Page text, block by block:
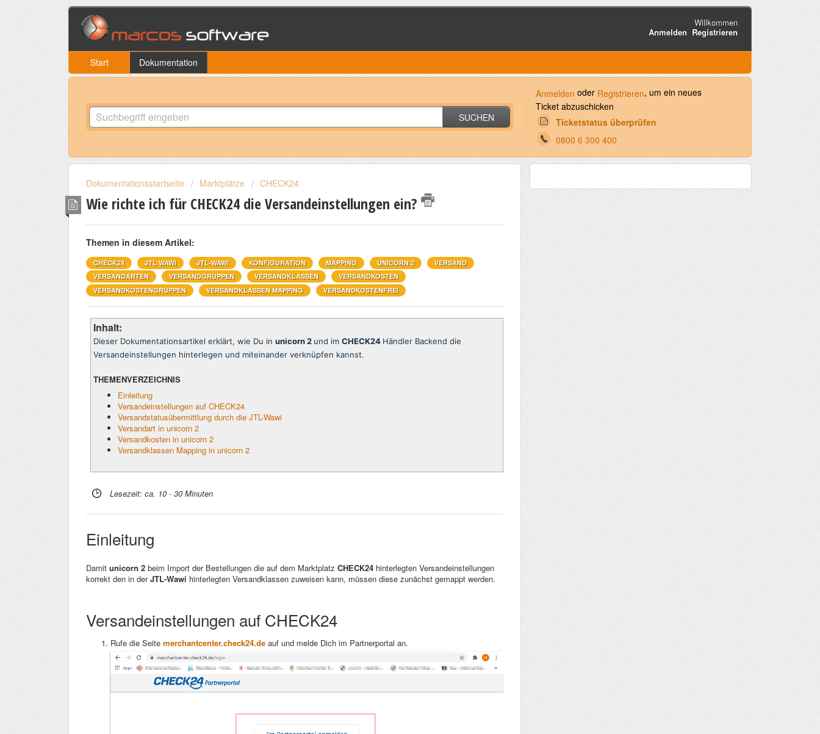
Willkommen
Anmelden Registrieren
Start Dokumentation
SUCHEN
Anmelden oder Registrieren, um ein neues
Ticket abzuschicken
Ticketstatus überprüfen
0800 6 300 400
Dokumentationsstartseite Marktplätze CHECK24
Wie richte ich für CHECK24 die Versandeinstellungen ein?
Themen in diesem Artikel:
CHECK24 JTL WAWI JTL-WAWI KONFIGURATION MAPPING UNICORN 2
VERSAND
VERSANDARTEN
VERSANDGRUPPEN VERSANDKLASSEN
VERSANDKOSTEN
VERSANDKOSTENGRUPPEN
VERSANDKLASSEN MAPPING VERSANDKOSTENFREI
Inhalt:
Dieser Dokumentationsartikel erklärt, wie Du in unicorn 2 und im CHECK24 Händler Backend die
Versandeinstellungen hinterlegen und miteinander verknüpfen kannst.
THEMENVERZEICHNIS
Einleitung
Versandeinstellungen auf CHECK24
Versandstatusübermittlung durch die JTL-Wawi
Versandart in unicorn 2
Versandkosten in unicorn 2
Versandklassen Mapping in unicorn 2
Lesezeit: ca. 10 - 30 Minuten
Einleitung
Damit unicorn 2 beim Import der Bestellungen die auf dem Marktplatz CHECK24 hinterlegten Versandeinstellungen
korrekt den in derJTL-Wawi hinterlegten Versandklassen zuweisen kann, müssen diese zunächst gemappt werden.
Versandeinstellungen auf CHECK24
Rufe die Seite merchantcenter.check24.de auf und melde Dich im Partnerportal an.